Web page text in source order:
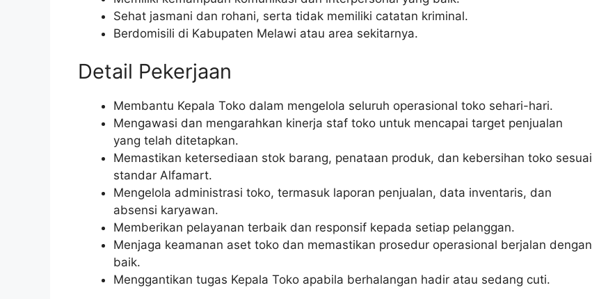
Sehat jasmani dan rohani, serta tidak memiliki catatan kriminal.
Berdomisili di Kabupaten Melawi atau area sekitarnya.
Detail Pekerjaan
Membantu Kepala Toko dalam mengelola seluruh operasional toko sehari-hari.
Mengawasi dan mengarahkan kinerja staf toko untuk mencapai target penjualan
yang telah ditetapkan.
Memastikan ketersediaan stok barang, penataan produk, dan kebersihan toko sesuai
standar Alfamart.
Mengelola administrasi toko, termasuk laporan penjualan, data inventaris, dan
absensi karyawan.
Memberikan pelayanan terbaik dan responsif kepada setiap pelanggan.
Menjaga keamanan aset toko dan memastikan prosedur operasional berjalan dengan
baik.
Menggantikan tugas Kepala Toko apabila berhalangan hadir atau sedang cuti.